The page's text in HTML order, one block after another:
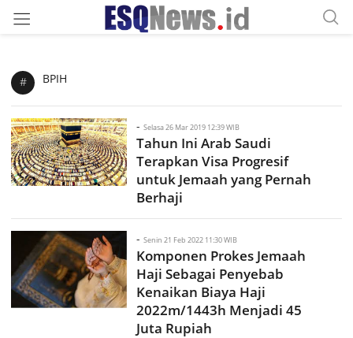
# BPIH
- Selasa 26 Mar 2019 12:39 WIB
Tahun Ini Arab Saudi
Terapkan Visa Progresif
untuk Jemaah yang Pernah
Berhaji
- Senin 21 Feb 2022 11:30 WIB
Komponen Prokes Jemaah
Haji Sebagai Penyebab
Kenaikan Biaya Haji
2022m/1443h Menjadi 45
Juta Rupiah